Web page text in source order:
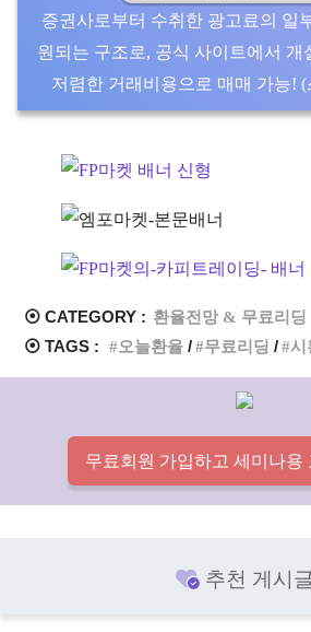
증권사로부터 수취한 광고료의 일
원되는 구조로, 공식 사이트에서 개
저렴한 거래비용으로 매매 가능!
⦿ CATEGORY : 환율전망 & 무료리딩
⦿ TAGS :
오늘환율 무료리딩 시
무료회원 가입하고 세미나용
추천 게시